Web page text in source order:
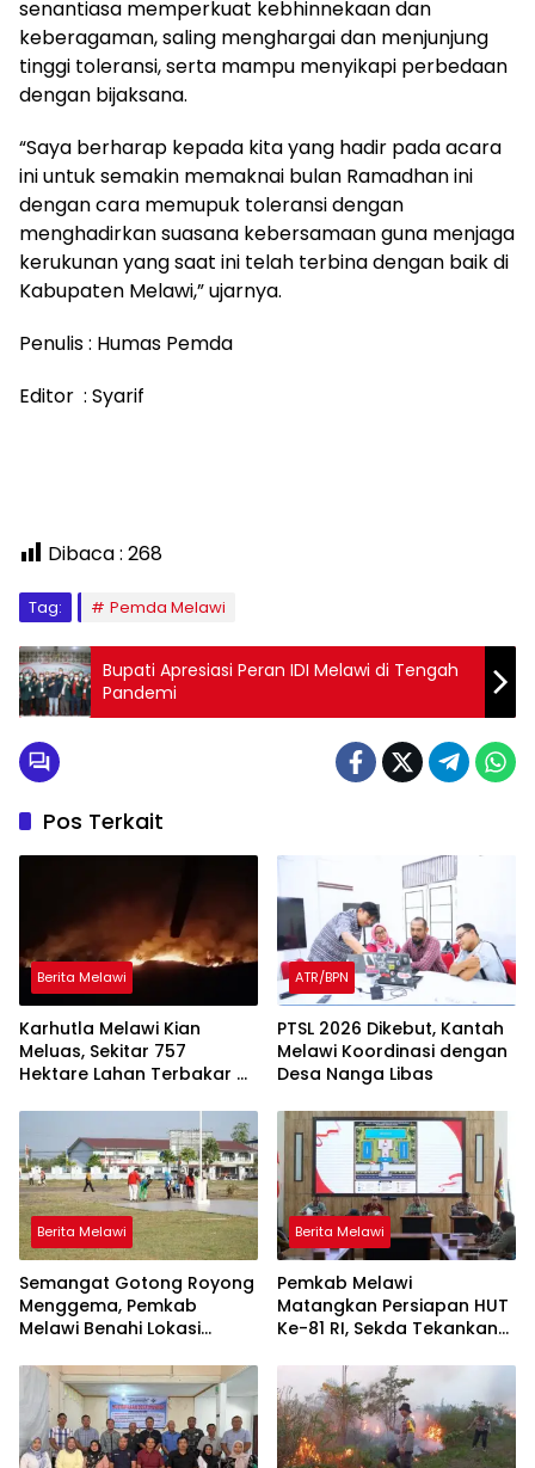
senantiasa memperkuat kebhinnekaan dan
keberagaman, saling menghargai dan menjunjung
tinggi toleransi, serta mampu menyikapi perbedaan
dengan bijaksana.
“Saya berharap kepada kita yang hadir pada acara
ini untuk semakin memaknai bulan Ramadhan ini
dengan cara memupuk toleransi dengan
menghadirkan suasana kebersamaan guna menjaga
kerukunan yang saat ini telah terbina dengan baik di
Kabupaten Melawi,” ujarnya.
Penulis : Humas Pemda
Editor : Syarif
Dibaca : 268
Tag: Pemda Melawi
Bupati Apresiasi Peran IDI Melawi di Tengah
Pandemi
Pos Terkait
Berita Melawi
Karhutla Melawi Kian
Meluas, Sekitar 757
Hektare Lahan Terbakar di
ATR/BPN
PTSL 2026 Dikebut, Kantah
Melawi Koordinasi dengan
Desa Nanga Libas
Berita Melawi
Semangat Gotong Royong
Menggema, Pemkab
Melawi Benahi Lokasi
Berita Melawi
Pemkab Melawi
Matangkan Persiapan HUT
Ke-81 RI, Sekda Tekankan
Jawab Panitia